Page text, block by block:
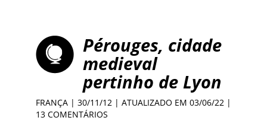
Pérouges, cidade
medieval
pertinho de Lyon
FRANÇA | 30/11/12 | ATUALIZADO EM 03/06/22 |
13 COMENTÁRIOS